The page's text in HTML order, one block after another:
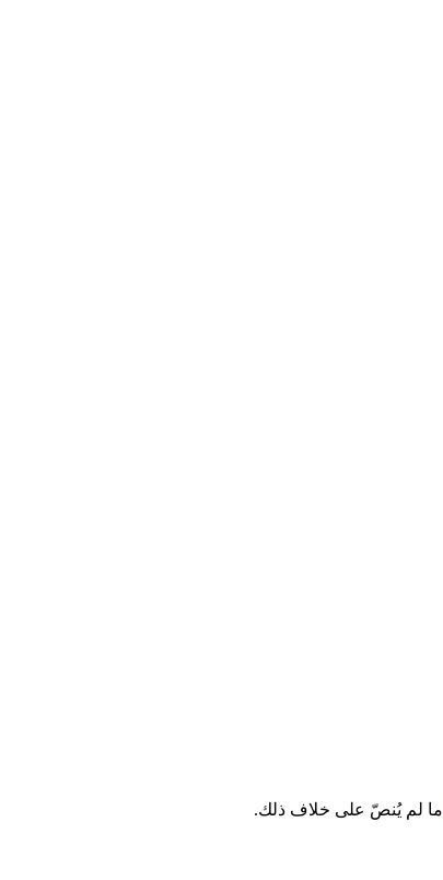
ما لم يُنصّ على خلاف ذلك.